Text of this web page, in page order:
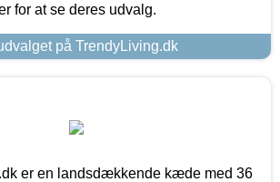
for at se deres udvalg.
på TrendyLiving.dk
er en landsdækkende kæde med 36